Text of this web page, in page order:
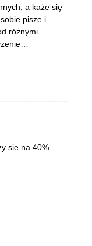
a każe się
pisze i
różnymi
sie na 40%